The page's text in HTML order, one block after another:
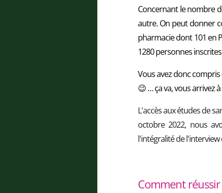
Concernant le nombre
autre. On peut donner
pharmacie dont 101 en
1280 personnes inscrites
Vous avez donc
😉 … ça va, vous arrivez
L'accès aux études de
octobre 2022, nous
l'intégralité de l'interview
Comment réussir